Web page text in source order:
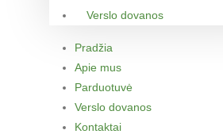
Verslo dovanos
Pradžia
Apie mus
Parduotuvė
Verslo dovanos
Kontaktai